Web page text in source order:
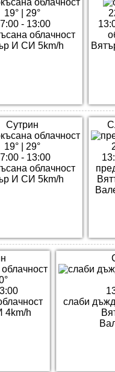
19°
29°
- 13:00
облачност
И СИ 5km/h
Сутрин
19°
29°
- 13:00
облачност
И СИ 5km/h
4km/h
слаби